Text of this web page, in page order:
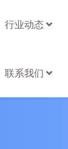
行业动态
联系我们